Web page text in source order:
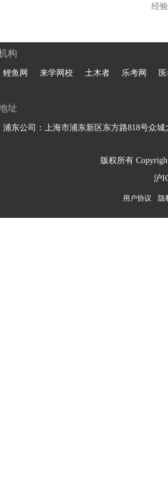
经
构
鲤鱼网 来学网校 土木者 乐考网
址
浦东公司：上海市浦东新区东方路818号众城
版权所有
沪
用户协议 隐